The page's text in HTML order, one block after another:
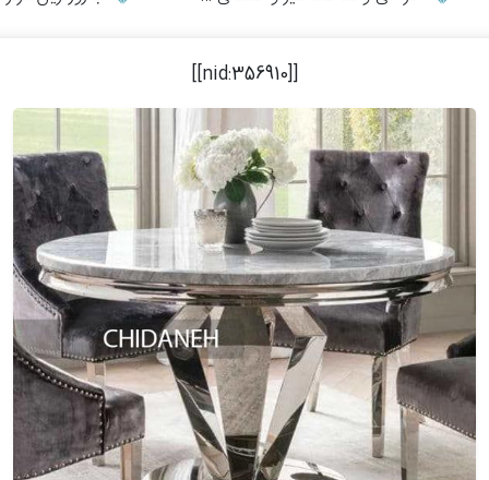
[[nid:
356910]]